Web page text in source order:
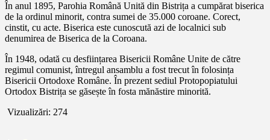
În anul 1895, Parohia Română Unită din Bistrița a cumpărat biserica
de la ordinul minorit, contra sumei de 35.000 coroane. Corect,
cinstit, cu acte. Biserica este cunoscută azi de localnici sub
denumirea de Biserica de la Coroana.
În 1948, odată cu desființarea Bisericii Române Unite de către
regimul comunist, întregul ansamblu a fost trecut în folosința
Bisericii Ortodoxe Române. În prezent sediul Protopopiatului
Ortodox Bistrița se găsește în fosta mănăstire minorită.
Vizualizări: 274